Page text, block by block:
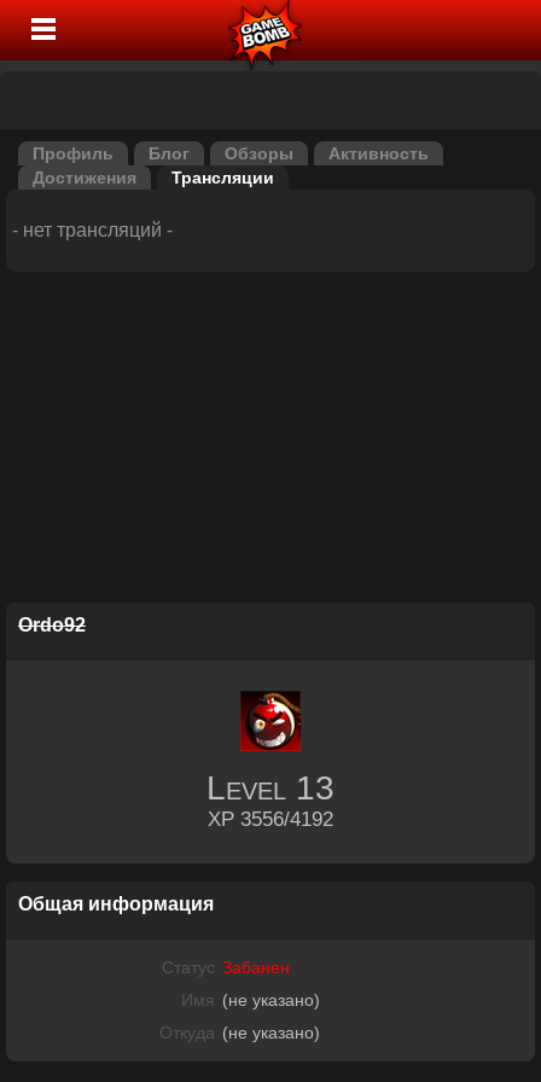
Профиль Блог Обзоры
Активность
Достижения
Трансляции
- нет трансляций -
Ordo92
Level 13
XP 3556/4192
Общая информация
Статус Забанен
Имя (не указано)
Откуда (не указано)